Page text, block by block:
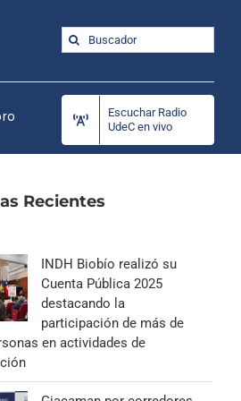
Buscar:
Escuchar Radio
UdeC en vivo
Recientes
INDH Biobío realizó su
Cuenta Pública 2025
destacando la
participación de más de
en actividades de